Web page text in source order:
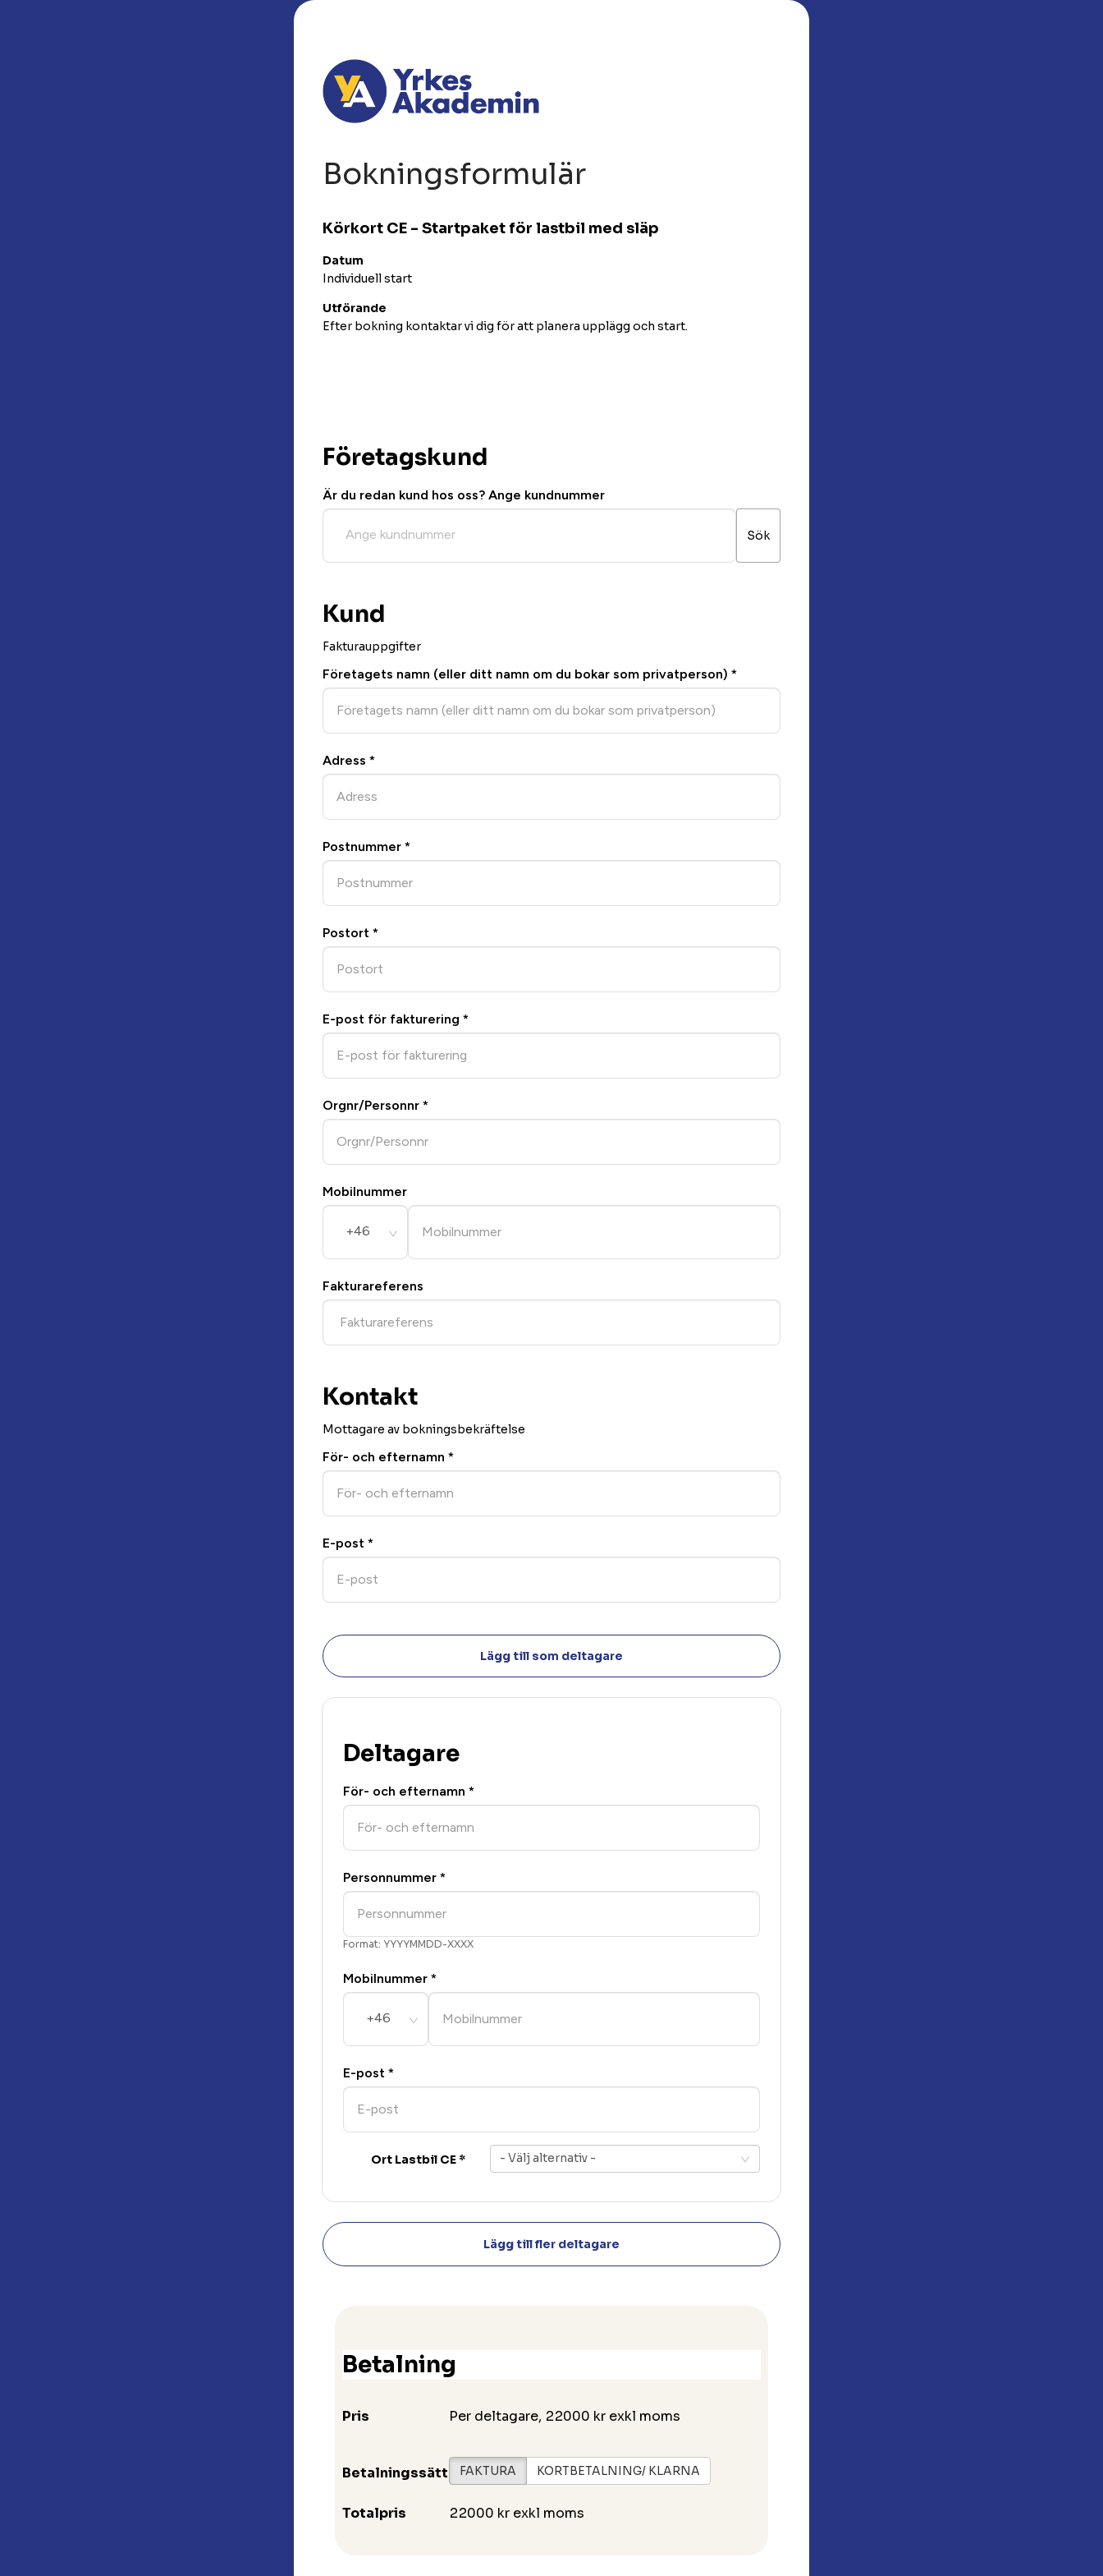
Bokningsformulär
Körkort CE - Startpaket för lastbil med släp
Datum
Individuell start
Utförande
Efter bokning kontaktar vi dig för att planera upplägg och start.
Företagskund
Är du redan kund hos oss? Ange kundnummer
Ange kundnummer Sök
Kund
Fakturauppgifter
Företagets namn (eller ditt namn om du bokar som privatperson) *
Adress *
Postnummer *
Postort *
E-post för fakturering *
Orgnr/Personnr *
Mobilnummer
+46
Fakturareferens
Kontakt
Mottagare av bokningsbekräftelse
För- och efternamn *
E-post *
Lägg till som deltagare
Deltagare
För- och efternamn *
Personnummer *
Format: YYYYMMDD-XXXX
Mobilnummer *
+46
E-post *
Ort Lastbil CE * - Välj alternativ -
Lägg till fler deltagare
Betalning
Pris Per deltagare, 22000 kr exkl moms
Betalningssätt FAKTURA KORTBETALNING/ KLARNA
Totalpris 22000 kr exkl moms